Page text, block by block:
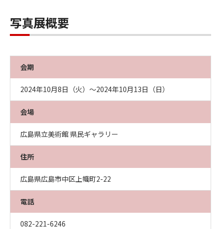
写真展概要
会期
2024年10月8日（火）～2024年10月13日（日）
会場
広島県立美術館 県民ギャラリー
住所
広島県広島市中区上幟町2-22
電話
082-221-6246